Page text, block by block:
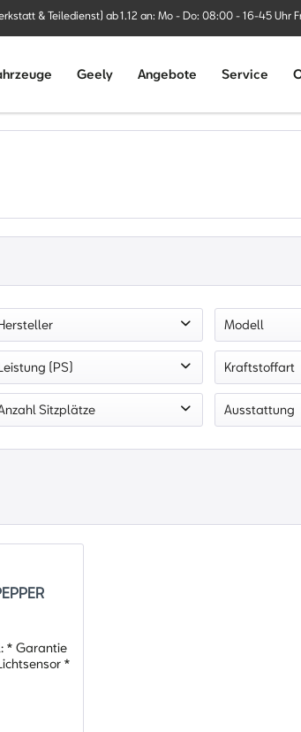
& Teiledienst) ab 1.12 an: Mo - Do: 08:00 - 16-45 Uhr
Geely Angebote Service
MINI
Modell
Cooper
(PS)
von136 PSbis136 PS
Kraftstoffart
Benzin
Sitzplätze
4
Ausstattung
12V
* Garantie
*